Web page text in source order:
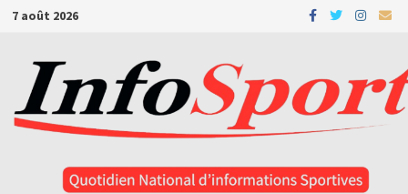
Passer
contenu
7 août 2026